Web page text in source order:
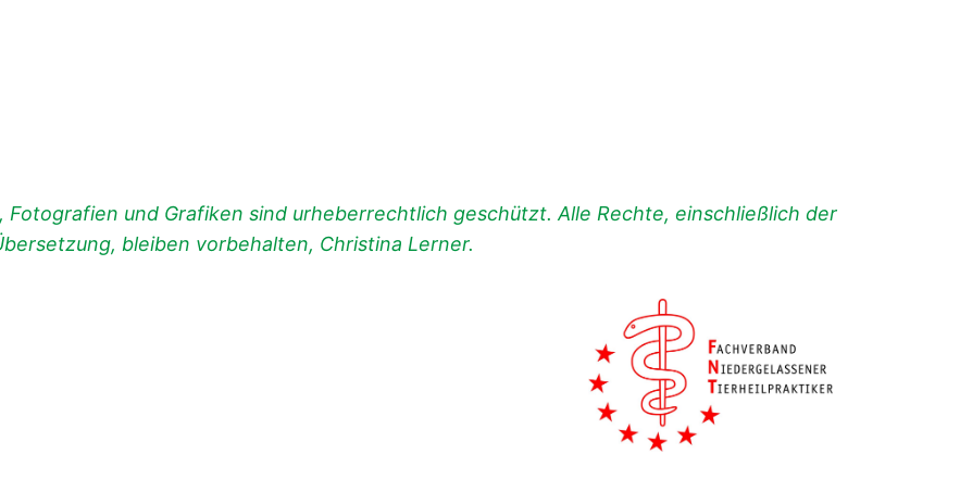
und Grafiken sind urheberrechtlich geschützt. Alle Rechte, einschließlich der
bleiben vorbehalten, Christina Lerner.